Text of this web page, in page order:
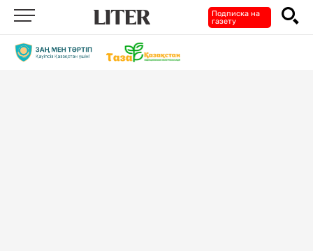
Подписка на
газету